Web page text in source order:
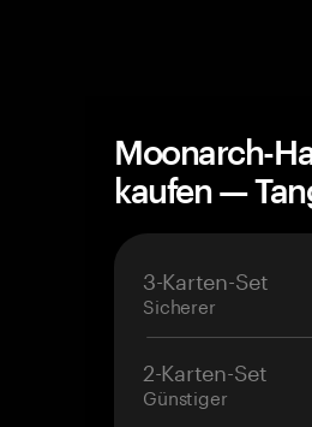
Moonarch-
kaufen —
3-Karten-Set
Sicherer
2-Karten-Set
Günstiger